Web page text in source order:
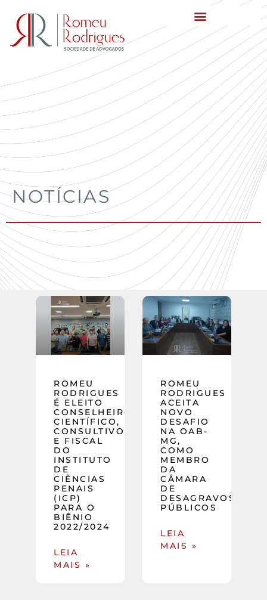
NOTÍCIAS
ROMEU
RODRIGUES
É ELEITO
CONSELHEIRO
CIENTÍFICO,
CONSULTIVO
E FISCAL
DO
INSTITUTO
DE
CIÊNCIAS
PENAIS
(ICP)
PARA O
BIÊNIO
2022/2024
LEIA
MAIS »
ROMEU
RODRIGUES
ACEITA
NOVO
DESAFIO
NA OAB-
MG,
COMO
MEMBRO
DA
CÂMARA
DE
DESAGRAVOS
PÚBLICOS
LEIA
MAIS »